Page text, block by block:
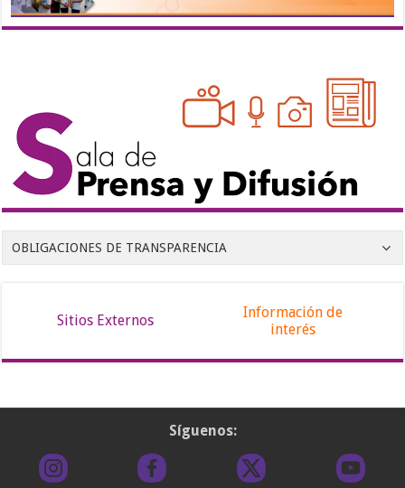
OBLIGACIONES DE TRANSPARENCIA
Sitios Externos
Información de
interés
Síguenos: